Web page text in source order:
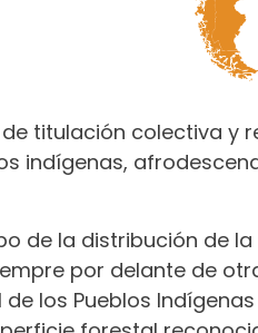
titulación colectiva y
indígenas,
de la distribución de
por delante de
los Pueblos